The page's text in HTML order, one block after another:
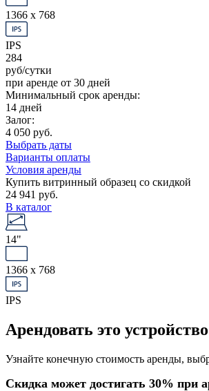
1366 x 768
IPS
284
руб/сутки
при аренде от 30 дней
Минимальный срок аренды:
14 дней
Залог:
4 050 руб.
Выбрать даты
Варианты оплаты
Условия аренды
Купить витринный образец со скидкой
24 941 руб.
В каталог
14"
1366 x 768
IPS
Арендовать это устройство
Узнайте конечную стоимость аренды,
Скидка может достигать 30% при